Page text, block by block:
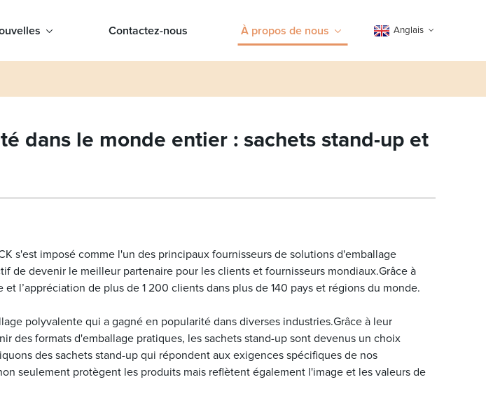
Contactez-nous À propos de nous Anglais
dans le monde entier : sachets stand-up et
s'est imposé comme l'un des principaux fournisseurs de solutions d'emballage
devenir le meilleur partenaire pour les clients et fournisseurs mondiaux.Grâce à
l’appréciation de plus de 1 200 clients dans plus de 140 pays et régions du monde.
polyvalente qui a gagné en popularité dans diverses industries.Grâce à leur
des formats d'emballage pratiques, les sachets stand-up sont devenus un choix
des sachets stand-up qui répondent aux exigences spécifiques de nos
seulement protègent les produits mais reflètent également l'image et les valeurs de